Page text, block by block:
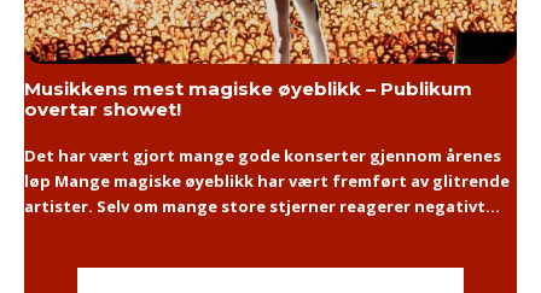
Musikkens mest magiske øyeblikk – Publikum
overtar showet!
Det har vært gjort mange gode konserter gjennom årenes
løp Mange magiske øyeblikk har vært fremført av glitrende
artister. Selv om mange store stjerner reagerer negativt...